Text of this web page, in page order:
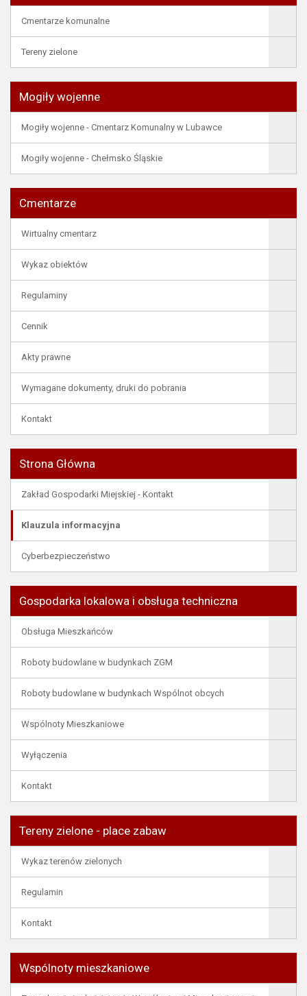
Cmentarze komunalne
Tereny zielone
Mogiły wojenne
Mogiły wojenne - Cmentarz Komunalny w Lubawce
Mogiły wojenne - Chełmsko Śląskie
Cmentarze
Wirtualny cmentarz
Wykaz obiektów
Regulaminy
Cennik
Akty prawne
Wymagane dokumenty, druki do pobrania
Kontakt
Strona Główna
Zakład Gospodarki Miejskiej - Kontakt
Klauzula informacyjna
Cyberbezpieczeństwo
Gospodarka lokalowa i obsługa techniczna
Obsługa Mieszkańców
Roboty budowlane w budynkach ZGM
Roboty budowlane w budynkach Wspólnot obcych
Wspólnoty Mieszkaniowe
Wyłączenia
Kontakt
Tereny zielone - place zabaw
Wykaz terenów zielonych
Regulamin
Kontakt
Wspólnoty mieszkaniowe